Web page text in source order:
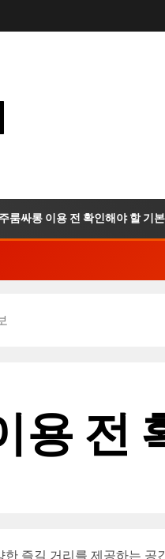
싸롱 이용 전 확인해야 할 기본
용 전
즐길 거리를 제공하는 공